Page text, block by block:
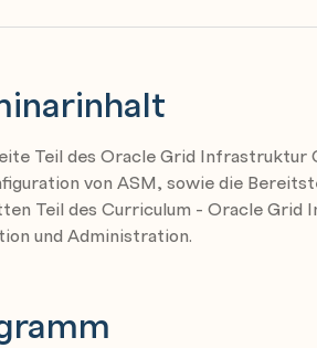
Teil des Oracle Grid Infrastruktur
von ASM, sowie die
Teil des Curriculum - Oracle
und Administration.